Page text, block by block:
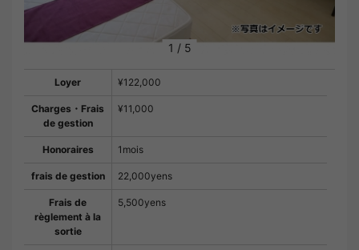
1 / 5
Loyer ¥122,000
Charges・Frais
de gestion
¥11,000
Honoraires 1mois
frais de gestion 22,000yens
Frais de
règlement à la
sortie
5,500yens